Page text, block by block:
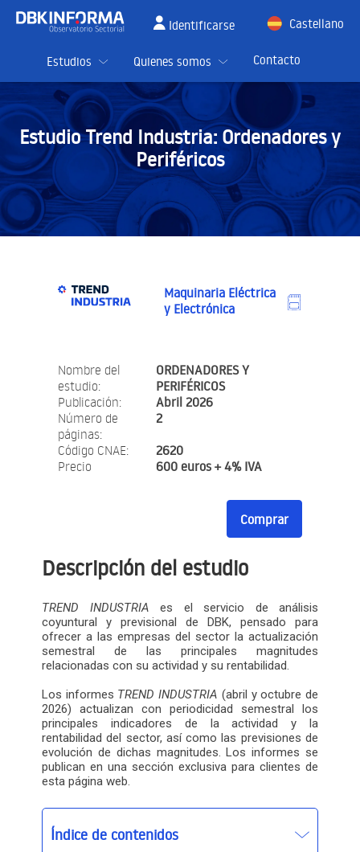
Identificarse
Castellano
Estudios
Quienes somos Contacto
Estudio Trend Industria: Ordenadores y
Periféricos
Maquinaria Eléctrica
y Electrónica
Nombre del
estudio:
ORDENADORES Y
PERIFÉRICOS
Publicación:
Abril 2026
Número de
páginas:
2
Código CNAE:
2620
Precio
600 euros + 4% IVA
Comprar
Descripción del estudio
TREND INDUSTRIA es el servicio de análisis
coyuntural y previsional de DBK, pensado para
ofrecer a las empresas del sector la actualización
semestral de las principales magnitudes
relacionadas con su actividad y su rentabilidad.
Los informes TREND INDUSTRIA (abril y octubre de
2026) actualizan con periodicidad semestral los
principales indicadores de la actividad y la
rentabilidad del sector, así como las previsiones de
evolución de dichas magnitudes. Los informes se
publican en una sección exclusiva para clientes de
esta página web.
Índice de contenidos